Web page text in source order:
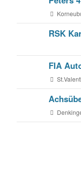
RSK
FIA